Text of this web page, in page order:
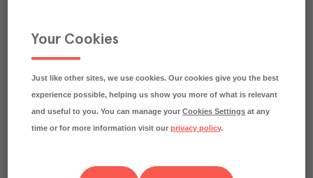
Your Cookies
Just like other sites, we use cookies. Our cookies give you the best
experience possible, helping us show you more of what is relevant
and useful to you. You can manage yourCookies Settings at any
time or for more information visit ourprivacy policy.